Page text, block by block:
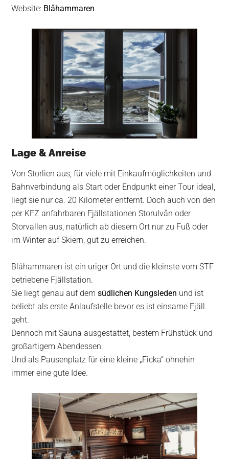
Website: Blåhammaren
Lage & Anreise
Von Storlien aus, für viele mit Einkaufmöglichkeiten und
Bahnverbindung als Start oder Endpunkt einer Tour ideal,
liegt sie nur ca. 20 Kilometer entfernt. Doch auch von den
per KFZ anfahrbaren Fjällstationen Storulvån oder
Storvallen aus, natürlich ab diesem Ort nur zu Fuß oder
im Winter auf Skiern, gut zu erreichen.
Blåhammaren ist ein uriger Ort und die kleinste vom STF
betriebene Fjällstation.
Sie liegt genau auf demsüdlichen Kungsleden und ist
beliebt als erste Anlaufstelle bevor es ist einsame Fjäll
geht.
Dennoch mit Sauna ausgestattet, bestem Frühstück und
großartigem Abendessen.
Und als Pausenplatz für eine kleine „Ficka“ ohnehin
immer eine gute Idee.